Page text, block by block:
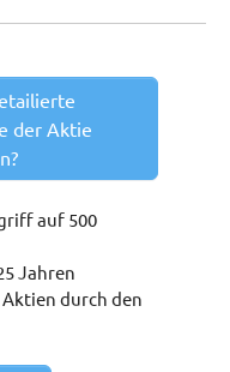
der Aktie
auf 500
Jahren
durch den